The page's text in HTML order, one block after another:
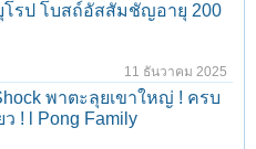
โรป โบสถ์อัสสัมชัญอายุ 200
11 ธันวาคม 2025
พาตะลุยเขาใหญ่ ! ครบ
! l Pong Family